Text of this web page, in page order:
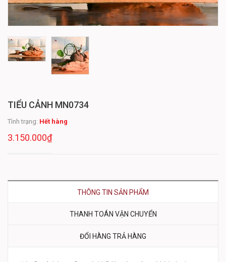
TIỂU CẢNH MN0734
Tình trạng: Hết hàng
3.150.000₫
THÔNG TIN SẢN PHẨM
THANH TOÁN VẬN CHUYỂN
ĐỔI HÀNG TRẢ HÀNG